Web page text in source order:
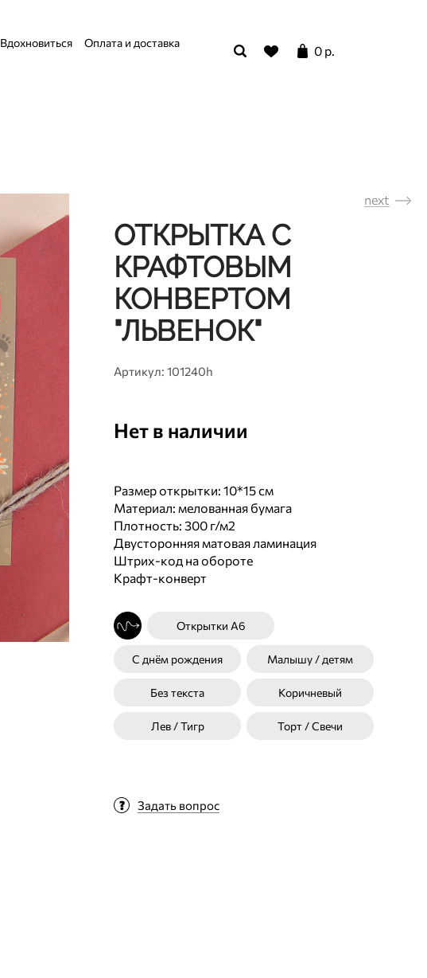
Вдохновиться
Оплата и доставка
0 р.
next
ОТКРЫТКА С
КРАФТОВЫМ
КОНВЕРТОМ
"ЛЬВЕНОК"
Артикул: 101240h
Нет в наличии
Размер открытки: 10*15 см
Материал: мелованная бумага
Плотность: 300 г/м2
Двусторонняя матовая ламинация
Штрих-код на обороте
Крафт-конверт
Открытки А6
С днём рождения Малышу / детям
Без текста Коричневый
Лев / Тигр Торт / Свечи
Задать вопрос